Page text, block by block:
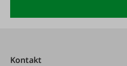
Kontakt